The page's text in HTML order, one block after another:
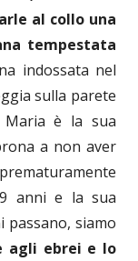
al collo una
tempestata
indossata nel
sulla parete
è la sua
a non aver
anni e la sua
passano, siamo
agli ebrei e lo